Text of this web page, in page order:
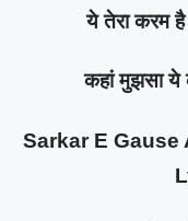
ये तेरा करम है
कहां मुझसा ये
Sarkar E Gause